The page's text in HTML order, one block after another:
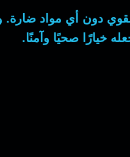
دون أي مواد ضارة.
خيارًا صحيًا وآمنًا.